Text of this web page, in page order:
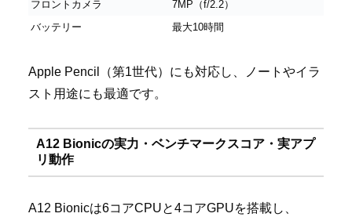
フロントカメラ
7MP（f/2.2）
バッテリー
最大10時間
Apple Pencil（第1世代）にも対応し、ノートやイラ
スト用途にも最適です。
A12 Bionicの実力・ベンチマークスコア・実アプ
リ動作
A12 Bionicは6コアCPUと4コアGPUを搭載し、